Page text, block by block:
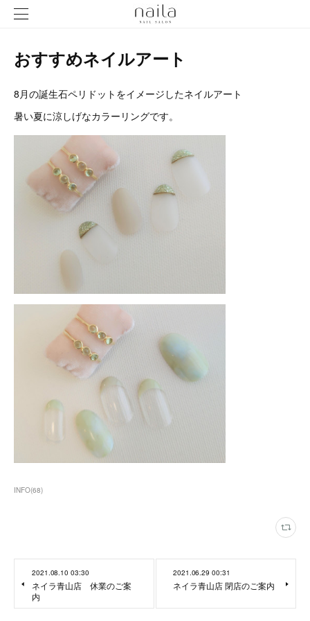
おすすめネイルアート
8月の誕生石ペリドットをイメージしたネイルアート
暑い夏に涼しげなカラーリングです。
INFO(68)
2021.08.10 03:30
ネイラ青山店 休業のご案
内
2021.06.29 00:31
ネイラ青山店 閉店のご案内